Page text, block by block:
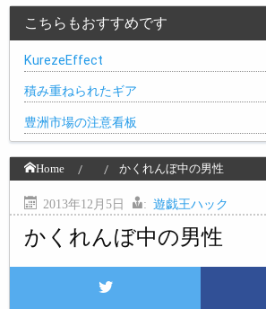
こちらもおすすめです
KurezeEffect
積み重ねられたギア
豊洲市場の注意看板
Home かくれんぼ中の男性
2013年12月5日 : 遊戯王ハック
かくれんぼ中の男性